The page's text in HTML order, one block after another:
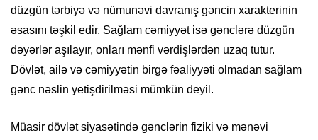
düzgün tərbiyə və nümunəvi davranış gəncin xarakterinin
əsasını təşkil edir. Sağlam cəmiyyət isə gənclərə düzgün
dəyərlər aşılayır, onları mənfi vərdişlərdən uzaq tutur.
Dövlət, ailə və cəmiyyətin birgə fəaliyyəti olmadan sağlam
gənc nəslin yetişdirilməsi mümkün deyil.
Müasir dövlət siyasətində gənclərin fiziki və mənəvi